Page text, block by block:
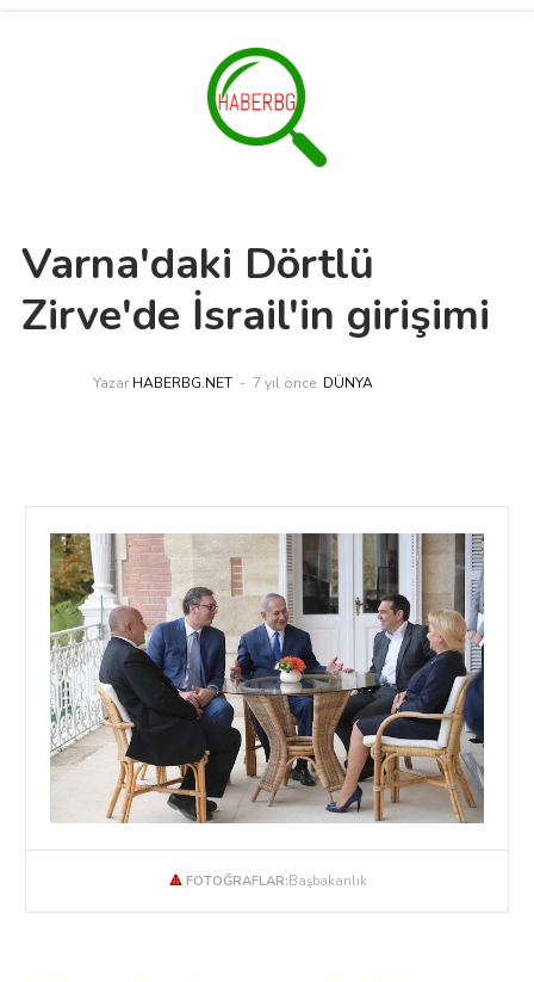
Varna'daki Dörtlü
Zirve'de İsrail'in girişimi
Yazar HABERBG.NET 7 yıl önce DÜNYA
🔺FOTOĞRAFLAR:Başbakanlık